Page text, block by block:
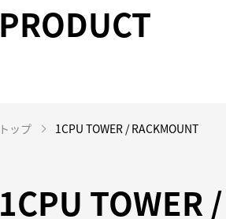
PRODUCT
トップ 1CPU TOWER / RACKMOUNT
1CPU TOWER